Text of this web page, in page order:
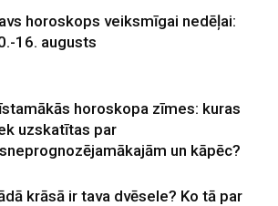
horoskops veiksmīgai nedēļai:
16. augusts
horoskopa zīmes: kuras
uzskatītas par
un kāpēc?
krāsā ir tava dvēsele? Ko tā par